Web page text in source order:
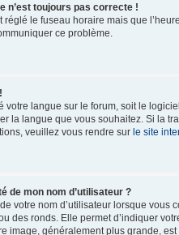
n’est toujours pas correcte !
réglé le fuseau horaire mais que
ce problème.
votre langue sur le forum, soit le
la langue que vous souhaitez. Si la
veuillez vous rendre sur le site
de mon nom d’utilisateur ?
votre nom d’utilisateur lorsque
des ronds. Elle permet d’indiquer
image, généralement plus grande,